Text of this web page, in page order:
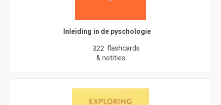
Inleiding in de pyschologie
322 flashcards
& notities